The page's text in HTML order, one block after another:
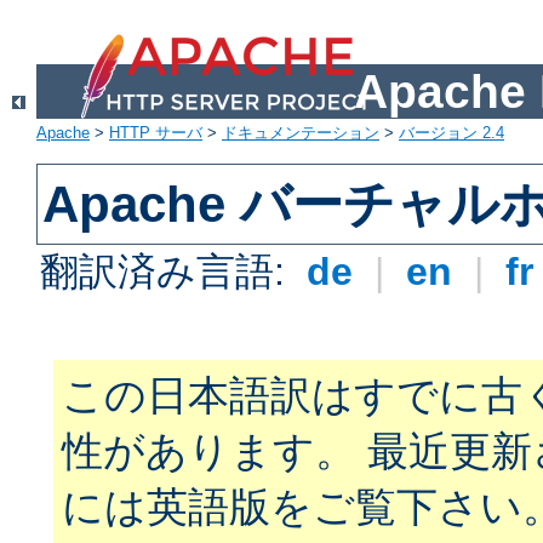
Apache
Apache > HTTP サーバ> ドキュメンテーション > バージョン 2.4
Apache バーチャル
翻訳済み言語: de | en |
この日本語訳はすでに古
性があります。 最近更
には英語版をご覧下さい